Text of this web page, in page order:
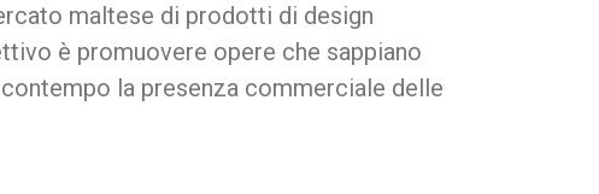
maltese di prodotti di design
è promuovere opere che sappiano
la presenza commerciale delle